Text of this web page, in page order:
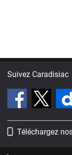
Suivez Caradisiac
Téléchargez